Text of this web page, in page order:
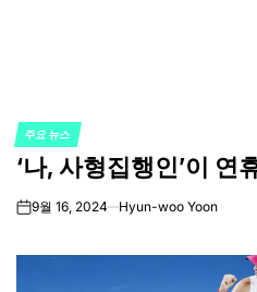
POSTED
IN
주요 뉴스
‘나, 사형집행인’이 연
on9월 16, 2024 Hyun-woo Yoon